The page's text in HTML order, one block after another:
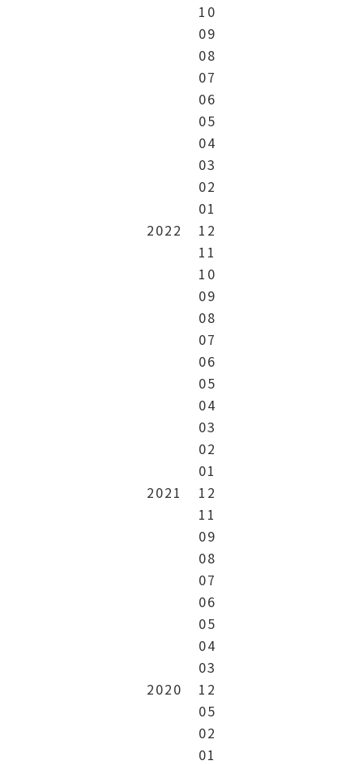
10
09
08
07
06
05
04
03
02
01
2022
12
11
10
09
08
07
06
05
04
03
02
01
2021
12
11
09
08
07
06
05
04
03
2020
12
05
02
01